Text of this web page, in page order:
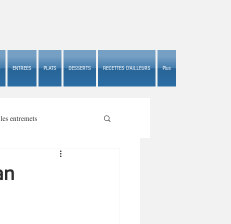
ENTREES PLATS DESSERTS RECETTES D'AILLEURS Plus
entremets